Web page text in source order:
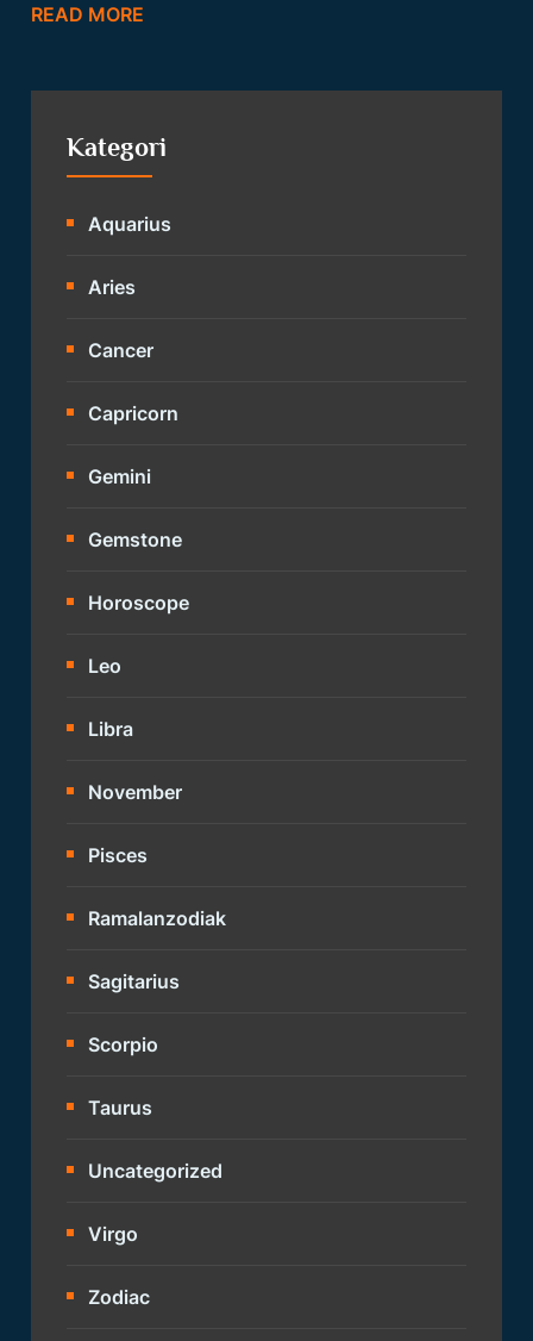
READ MORE
Kategori
Aquarius
Aries
Cancer
Capricorn
Gemini
Gemstone
Horoscope
Leo
Libra
November
Pisces
Ramalanzodiak
Sagitarius
Scorpio
Taurus
Uncategorized
Virgo
Zodiac